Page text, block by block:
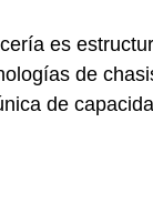
es
de
de